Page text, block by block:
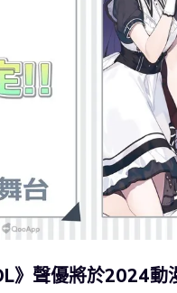
聲優將於2024動